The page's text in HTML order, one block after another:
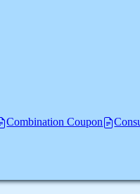
Combination Coupon